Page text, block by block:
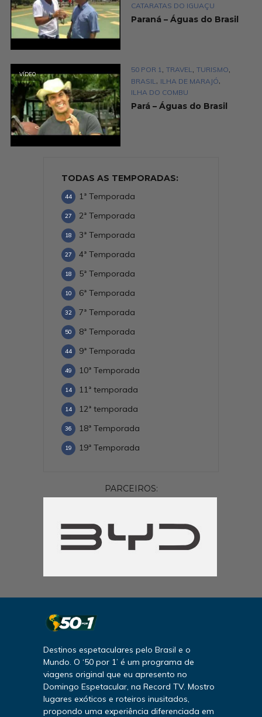
CATARATAS DO IGUAÇU
Paraná – Águas do Brasil
VÍDEO
50 POR 1, TRAVEL, TURISMO,
BRASIL , ILHA DE MARAJÓ,
ILHA DO COMBU
Pará – Águas do Brasil
TODAS AS TEMPORADAS:
1ª Temporada
44
2ª Temporada
27
3ª Temporada
18
4ª Temporada
27
5ª Temporada
18
6ª Temporada
10
7ª Temporada
32
8ª Temporada
50
9ª Temporada
44
10ª Temporada
49
11ª temporada
14
12ª temporada
14
18ª Temporada
36
19ª Temporada
19
PARCEIROS:
Destinos espetaculares pelo Brasil e o
Mundo. O ‘50 por 1’ é um programa de
viagens original que eu apresento no
Domingo Espetacular, na Record TV. Mostro
lugares exóticos e roteiros inusitados,
propondo uma experiência diferenciada em